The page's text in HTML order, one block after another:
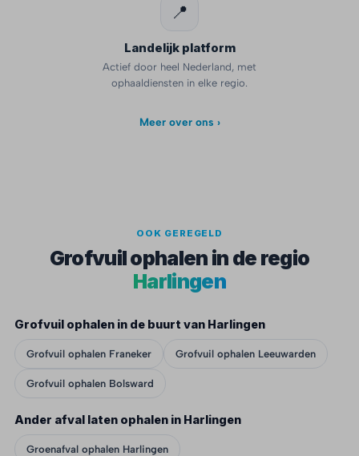
📍
Landelijk platform
Actief door heel Nederland, met
ophaaldiensten in elke regio.
Meer over ons ›
OOK GEREGELD
Grofvuil ophalen in de regio
Harlingen
Grofvuil ophalen in de buurt van Harlingen
Grofvuil ophalen Franeker Grofvuil ophalen Leeuwarden
Grofvuil ophalen Bolsward
Ander afval laten ophalen in Harlingen
Groenafval ophalen Harlingen